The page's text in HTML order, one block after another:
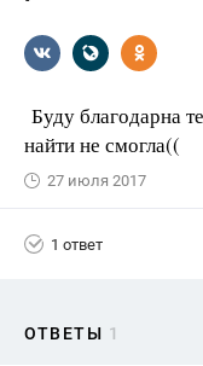
Буду благодарна
найти не смогла((
27 июля 2017
1 ответ
ОТВЕТЫ 1